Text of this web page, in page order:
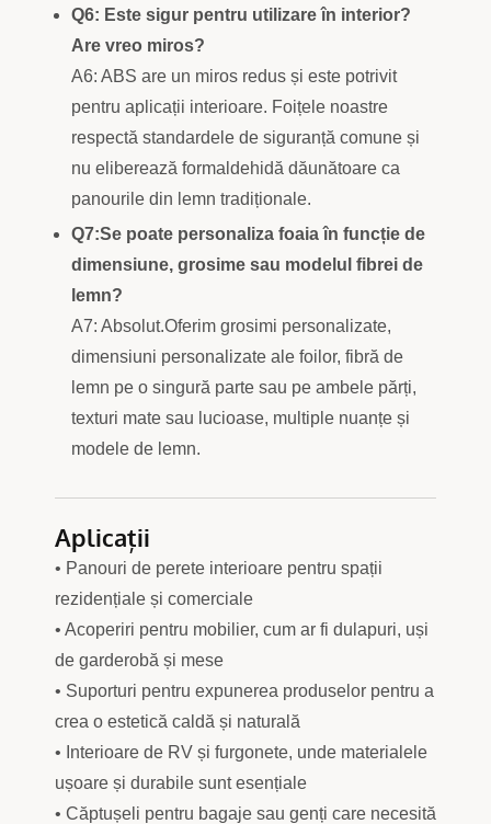
Q6: Este sigur pentru utilizare în interior?
Are vreo miros?
A6: ABS are un miros redus și este potrivit
pentru aplicații interioare. Foițele noastre
respectă standardele de siguranță comune și
nu eliberează formaldehidă dăunătoare ca
panourile din lemn tradiționale.
Q7:Se poate personaliza foaia în funcție de
dimensiune, grosime sau modelul fibrei de
lemn?
A7: Absolut.Oferim grosimi personalizate,
dimensiuni personalizate ale foilor, fibră de
lemn pe o singură parte sau pe ambele părți,
texturi mate sau lucioase, multiple nuanțe și
modele de lemn.
Aplicații
• Panouri de perete interioare pentru spații
rezidențiale și comerciale
• Acoperiri pentru mobilier, cum ar fi dulapuri, uși
de garderobă și mese
• Suporturi pentru expunerea produselor pentru a
crea o estetică caldă și naturală
• Interioare de RV și furgonete, unde materialele
ușoare și durabile sunt esențiale
• Căptușeli pentru bagaje sau genți care necesită